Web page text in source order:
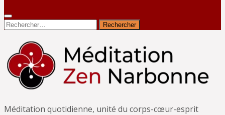
Rechercher :
Méditation quotidienne, unité du corps-cœur-esprit